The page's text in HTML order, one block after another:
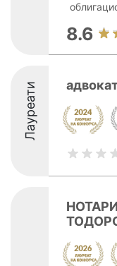
8.6
Лауреати